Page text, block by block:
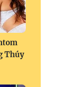
Thúy